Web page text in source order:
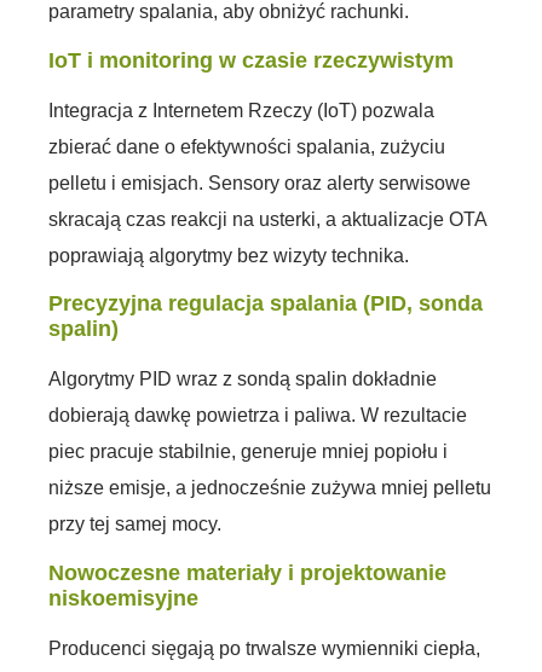
parametry spalania, aby obniżyć rachunki.
IoT i monitoring w czasie rzeczywistym
Integracja z Internetem Rzeczy (IoT) pozwala
zbierać dane o efektywności spalania, zużyciu
pelletu i emisjach. Sensory oraz alerty serwisowe
skracają czas reakcji na usterki, a aktualizacje OTA
poprawiają algorytmy bez wizyty technika.
Precyzyjna regulacja spalania (PID, sonda
spalin)
Algorytmy PID wraz z sondą spalin dokładnie
dobierają dawkę powietrza i paliwa. W rezultacie
piec pracuje stabilnie, generuje mniej popiołu i
niższe emisje, a jednocześnie zużywa mniej pelletu
przy tej samej mocy.
Nowoczesne materiały i projektowanie
niskoemisyjne
Producenci sięgają po trwalsze wymienniki ciepła,